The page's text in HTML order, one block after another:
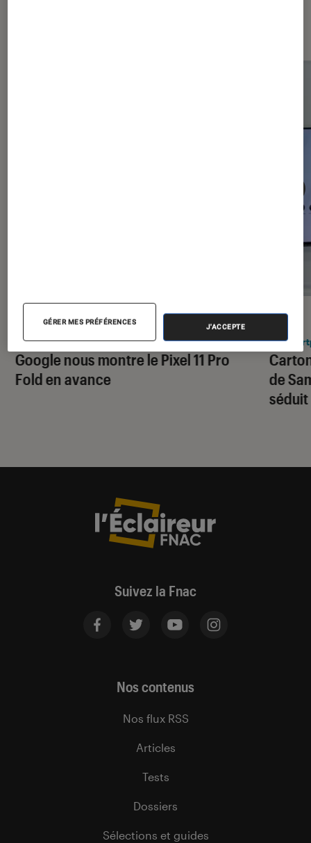
Google nous montre le Pixel 11 Pro
Fold en avance
Smartphones Android • 04 août. 2026
de
ACTU
Suivez la Fnac
Nos contenus
Nos flux RSS
Articles
Tests
Dossiers
Sélections et guides
GÉRER MES PRÉFÉRENCES
J'ACCEPTE